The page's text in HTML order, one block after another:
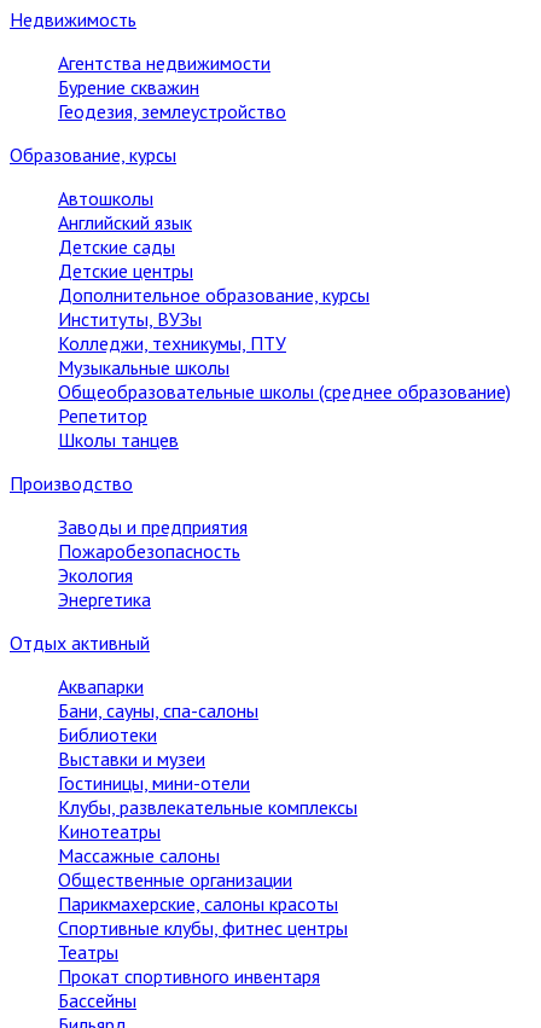
Недвижимость
Агентства недвижимости
Бурение скважин
Геодезия, землеустройство
Образование, курсы
Автошколы
Английский язык
Детские сады
Детские центры
Дополнительное образование, курсы
Институты, ВУЗы
Колледжи, техникумы, ПТУ
Музыкальные школы
Общеобразовательные школы (среднее образование)
Репетитор
Школы танцев
Производство
Заводы и предприятия
Пожаробезопасность
Экология
Энергетика
Отдых активный
Аквапарки
Бани, сауны, спа-салоны
Библиотеки
Выставки и музеи
Гостиницы, мини-отели
Клубы, развлекательные комплексы
Кинотеатры
Массажные салоны
Общественные организации
Парикмахерские, салоны красоты
Спортивные клубы, фитнес центры
Театры
Прокат спортивного инвентаря
Бассейны